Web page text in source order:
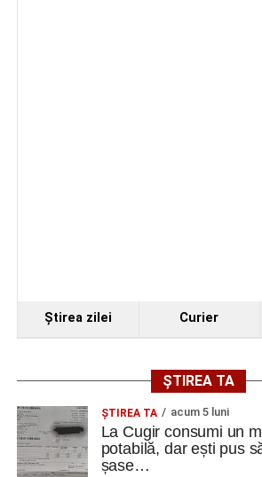
Ştirea zilei Curier
ȘTIREA TA
ȘTIREA TA acum 5 luni
La Cugir consumi un
potabilă, dar ești pus
șase…